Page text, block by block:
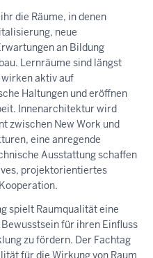
die Räume, in denen
neue
an Bildung
Lernräume sind längst
aktiv auf
Haltungen und eröffnen
Innenarchitektur wird
zwischen New Work und
eine anregende
Ausstattung schaffen
projektorientiertes
spielt Raumqualität eine
für ihren Einfluss
zu fördern. Der Fachtag
für die Wirkung von Raum